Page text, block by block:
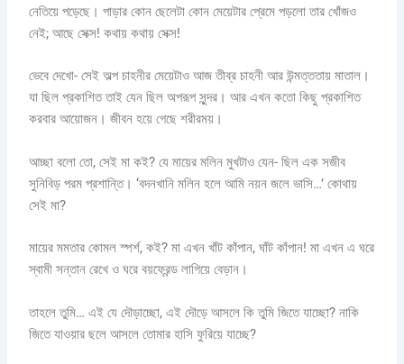
নেতিয়ে পড়েছে। পাড়ার কোন ছেলেটা কোন মেয়েটার প্রেমে পড়লো তার খোঁজও
নেই; আছে সেক্স! কথায় কথায় সেক্স!
ভেবে দেখো- সেই অল্প চাহনীর মেয়েটাও আজ তীব্র চাহনী আর উন্মত্ততায় মাতাল।
যা ছিল প্রকাশিত তাই যেন ছিল অপরূপ সুন্দর। আর এখন কতো কিছু প্রকাশিত
করবার আয়োজন। জীবন হয়ে গেছে শরীরময়।
আচ্ছা বলো তো, সেই মা কই? যে মায়ের মলিন মুখটাও যেন- ছিল এক সজীব
সুনিবিড় পরম প্রশান্তি। ‘বদনখানি মলিন হলে আমি নয়ন জলে ভাসি…’ কোথায়
সেই মা?
মায়ের মমতার কোমল স্পর্শ, কই? মা এখন খাঁট কাঁপান, ঘাঁট কাঁপান! মা এখন এ ঘরে
স্বামী সন্তান রেখে ও ঘরে বয়ফ্রেন্ড লাগিয়ে বেড়ান।
তাহলে তুমি… এই যে দৌড়াচ্ছো, এই দৌড়ে আসলে কি তুমি জিতে যাচ্ছো? নাকি
জিতে যাওয়ার ছলে আসলে তোমার হাসি ফুরিয়ে যাচ্ছে?